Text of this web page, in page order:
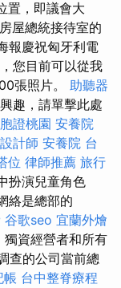
置，即議會大
屋總統接待室的
報慶祝匈牙利電
您目前可以從我
張照片。 助聽器
趣，請單擊此處
證桃園 安養院
設計師 安養院 台
位 律師推薦 旅行
扮演兒童角色
絡是總部的
谷歌seo 宜蘭外燴
獨資經營者和所有
查的公司當前總
帳 台中整脊療程